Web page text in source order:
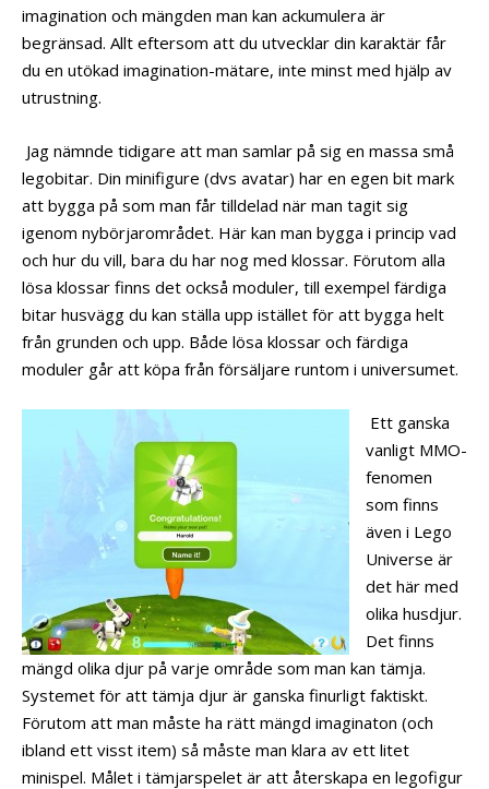
imagination och mängden man kan ackumulera är
begränsad. Allt eftersom att du utvecklar din karaktär får
du en utökad imagination-mätare, inte minst med hjälp av
utrustning.
Jag nämnde tidigare att man samlar på sig en massa små
legobitar. Din minifigure (dvs avatar) har en egen bit mark
att bygga på som man får tilldelad när man tagit sig
igenom nybörjarområdet. Här kan man bygga i princip vad
och hur du vill, bara du har nog med klossar. Förutom alla
lösa klossar finns det också moduler, till exempel färdiga
bitar husvägg du kan ställa upp istället för att bygga helt
från grunden och upp. Både lösa klossar och färdiga
moduler går att köpa från försäljare runtom i universumet.
Ett ganska
vanligt MMO-
fenomen
som finns
även i Lego
Universe är
det här med
olika husdjur.
Det finns
mängd olika djur på varje område som man kan tämja.
Systemet för att tämja djur är ganska finurligt faktiskt.
Förutom att man måste ha rätt mängd imaginaton (och
ibland ett visst item) så måste man klara av ett litet
minispel. Målet i tämjarspelet är att återskapa en legofigur